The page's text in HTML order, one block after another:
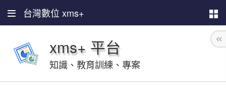
台灣數位 xms+
xms+ 平台
知識、教育訓練、專案